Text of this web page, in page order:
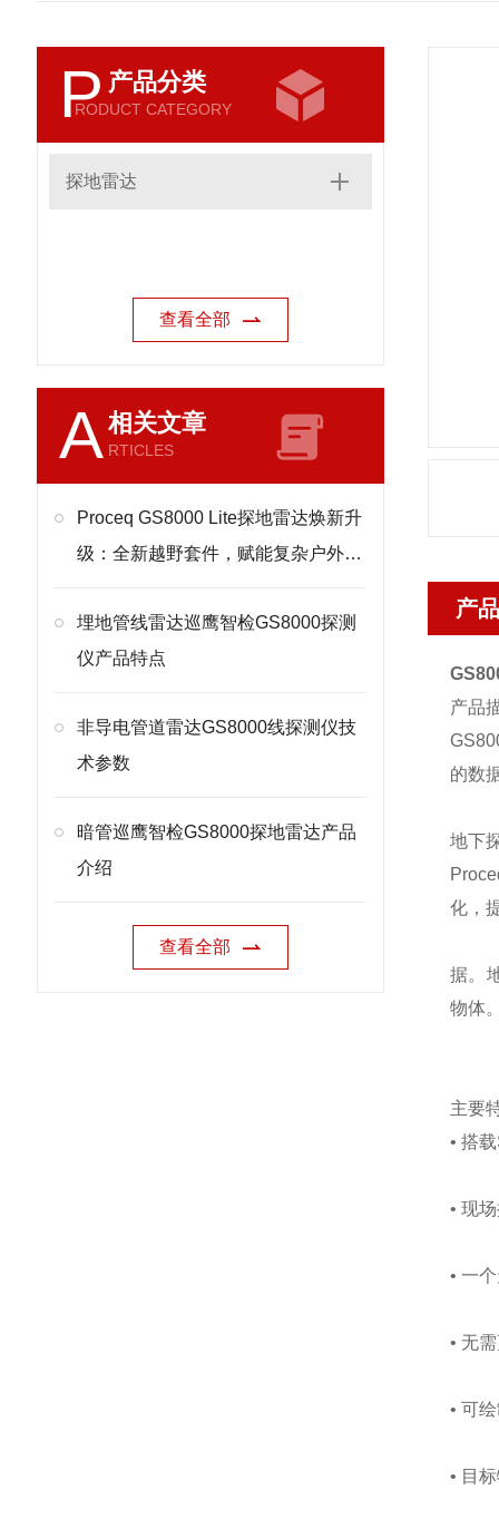
P 产品分类
RODUCT CATEGORY
探地雷达
查看全部
A相关文章
RTICLES
Proceq GS8000 Lite探地雷达焕新升
级：全新越野套件，赋能复杂户外地
埋地管线雷达巡鹰智检GS8000探测
仪产品特点
非导电管道雷达GS8000线探测仪技
术参数
暗管巡鹰智检GS8000探地雷达产品
介绍
查看全部
产
产品
的数
地下
化，
据。
物体
主要
• 搭
• 现
• 一
• 无
• 可
• 目